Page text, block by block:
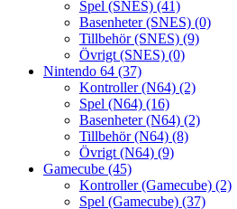
Spel (SNES) (41)
Basenheter (SNES) (0)
Tillbehör (SNES) (9)
Övrigt (SNES) (0)
Nintendo 64 (37)
Kontroller (N64) (2)
Spel (N64) (16)
Basenheter (N64) (2)
Tillbehör (N64) (8)
Övrigt (N64) (9)
Gamecube (45)
Kontroller (Gamecube) (2)
Spel (Gamecube) (37)